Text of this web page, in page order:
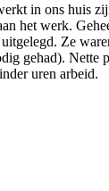
in ons huis
het werk.
Ze
gehad). Nette
uren arbeid.